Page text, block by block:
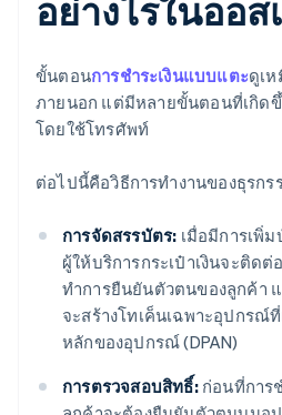
อย่างไรในออส
ขั้นตอนการชำระเงินแบบแตะดูเ
ภายนอก แต่มีหลายขั้นตอนที่เกิด
โดยใช้โทรศัพท์
ต่อไปนี้คือวิธีการทำงานของธุรกร
การจัดสรรบัตร: เมื่อมีการเพิ่
ผู้ให้บริการกระเป๋าเงินจะติด
ทำการยืนยันตัวตนของลูกค้า
จะสร้างโทเค็นเฉพาะอุปกรณ์
หลักของอุปกรณ์ (DPAN)
การตรวจสอบสิทธิ์:ก่อนที่การ